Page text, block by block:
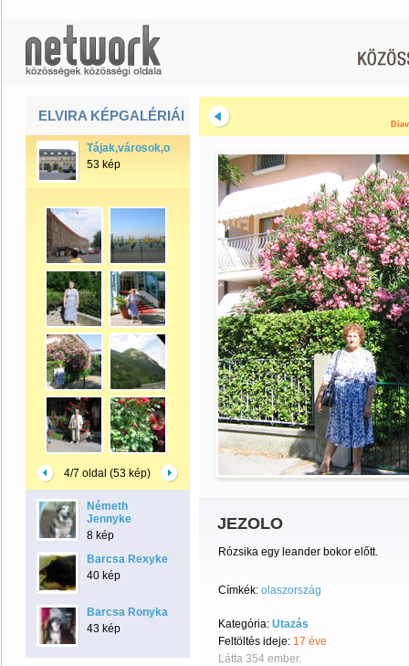
ELVIRA KÉPGALÉRIÁI
Tájak,városok,országok
53 kép
4/7 oldal (53 kép)
Németh
Jennyke
8 kép
Barcsa Rexyke
40 kép
Barcsa Ronyka
43 kép
JEZOLO
Rózsika egy leander bokor előtt.
Címkék: olaszország
Kategória: Utazás
Feltöltés ideje: 17 éve
Látta 354 ember.